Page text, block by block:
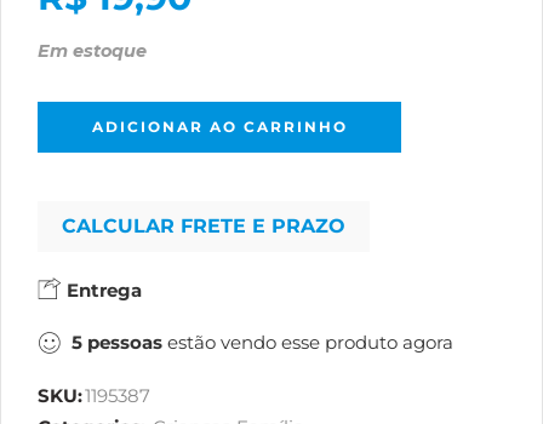
Em estoque
ADICIONAR AO CARRINHO
CALCULAR FRETE E PRAZO
Entrega
5 pessoas estão vendo esse produto agora
SKU:1195387